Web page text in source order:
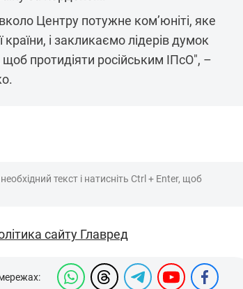
Центру потужне ком’юніті, яке
і закликаємо лідерів думок
протидіяти російським ІПсО", –
текст і натисніть Ctrl + Enter, щоб
сайту Главред